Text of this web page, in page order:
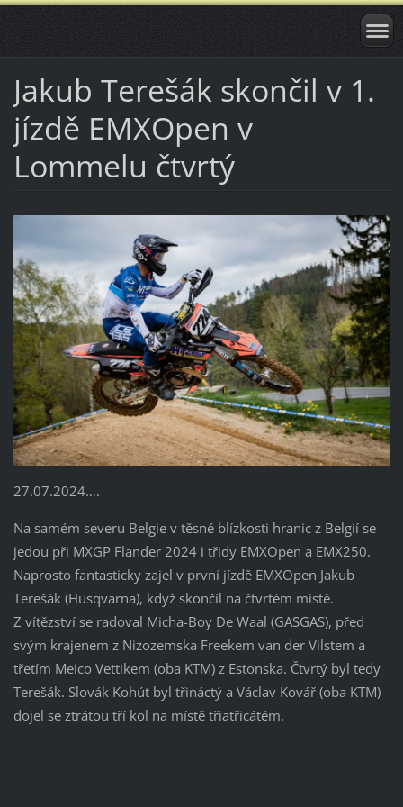
Jakub Terešák skončil v 1.
jízdě EMXOpen v
Lommelu čtvrtý
27.07.2024….
Na samém severu Belgie v těsné blízkosti hranic z Belgií se
jedou při MXGP Flander 2024 i třidy EMXOpen a EMX250.
Naprosto fantasticky zajel v první jízdě EMXOpen Jakub
Terešák (Husqvarna), když skončil na čtvrtém místě.
Z vítězství se radoval Micha-Boy De Waal (GASGAS), před
svým krajenem z Nizozemska Freekem van der Vilstem a
třetím Meico Vettikem (oba KTM) z Estonska. Čtvrtý byl tedy
Terešák. Slovák Kohút byl třináctý a Václav Kovář (oba KTM)
dojel se ztrátou tří kol na místě třiatřicátém.